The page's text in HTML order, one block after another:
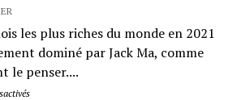
les plus riches du monde en 2021
dominé par Jack Ma, comme
le penser....